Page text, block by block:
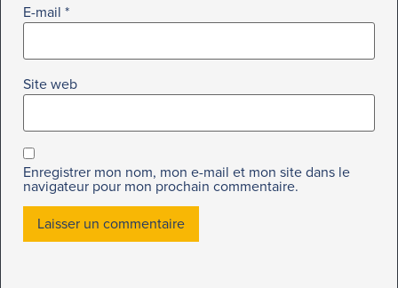
E-mail *
Site web
Enregistrer mon nom, mon e-mail et mon site dans le
navigateur pour mon prochain commentaire.